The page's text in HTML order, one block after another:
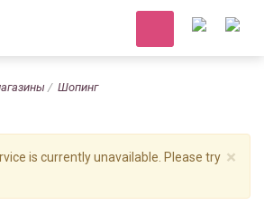
Шопинг
×
is currently unavailable. Please try